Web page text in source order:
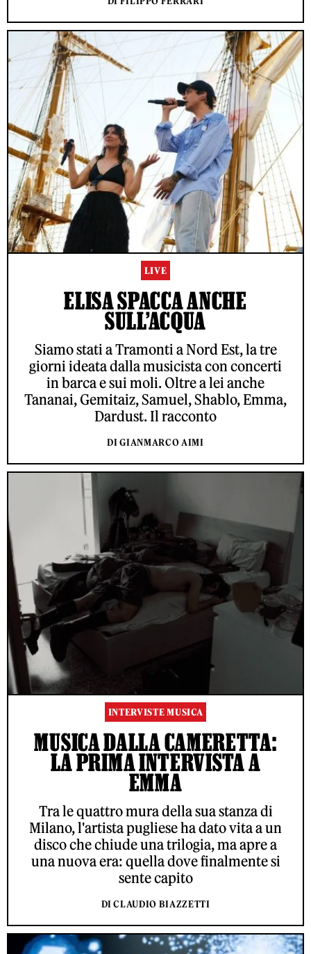
LIVE
ELISA SPACCA ANCHE
SULL’ACQUA
Siamo stati a Tramonti a Nord Est, la tre
giorni ideata dalla musicista con concerti
in barca e sui moli. Oltre a lei anche
Tananai, Gemitaiz, Samuel, Shablo, Emma,
Dardust. Il racconto
DI GIANMARCO AIMI
INTERVISTE MUSICA
MUSICA DALLA CAMERETTA:
LA PRIMA INTERVISTA A
EMMA
Tra le quattro mura della sua stanza di
Milano, l'artista pugliese ha dato vita a un
disco che chiude una trilogia, ma apre a
una nuova era: quella dove finalmente si
sente capito
DI CLAUDIO BIAZZETTI